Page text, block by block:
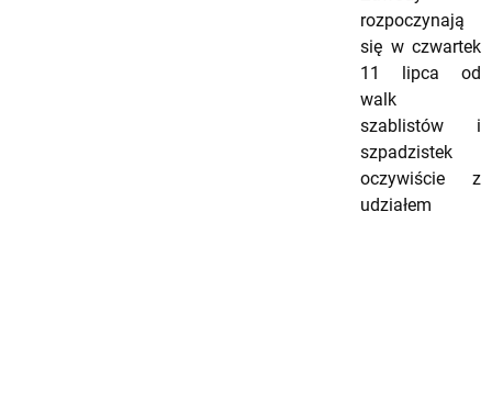
rozpoczynają
się w czwartek
11 lipca od
walk
szablistów i
szpadzistek
oczywiście z
udziałem